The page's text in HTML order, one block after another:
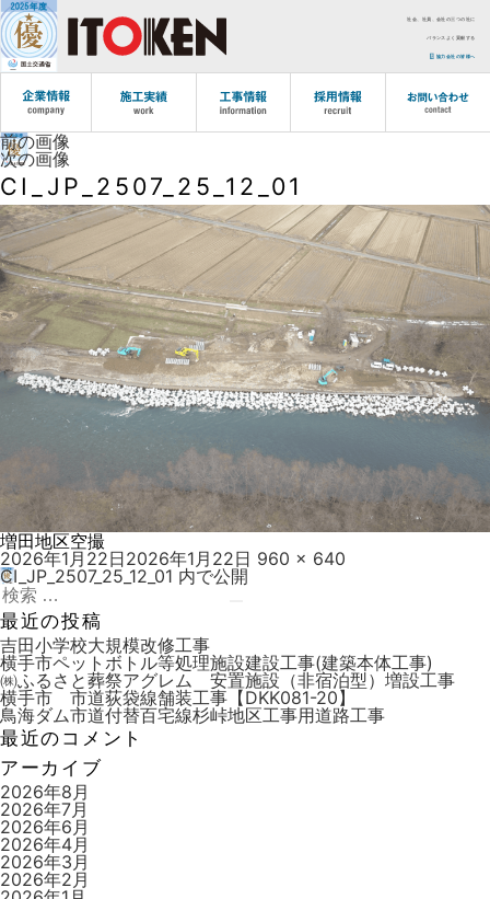
社会、社員、会社の三つの社に
バランスよく貢献する
協力会社の皆様へ
前の画像
次の画像
CI_JP_2507_25_12_01
増田地区空撮
投
稿
日:
2026年1月22日2026年1月22日 フ
960 × 640
投
稿
ナ
ビ
ゲ
ー
シ
ョ
ン
CI_JP_2507_25_12_01 内で公開
検
索:
最近の投稿
吉田小学校大規模改修工事
横手市ペットボトル等処理施設建設工事(建築本体工事)
㈱ふるさと葬祭アグレム 安置施設（非宿泊型）増設工事
横手市 市道荻袋線舗装工事【DKK081-20】
鳥海ダム市道付替百宅線杉峠地区工事用道路工事
最近のコメント
アーカイブ
2026年8月
2026年7月
2026年6月
2026年4月
2026年3月
2026年2月